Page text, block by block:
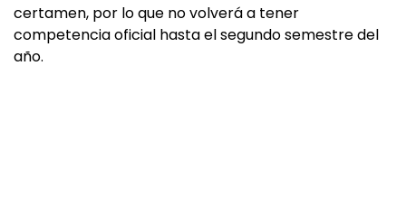
certamen, por lo que no volverá a tener
competencia oficial hasta el segundo semestre del
año.